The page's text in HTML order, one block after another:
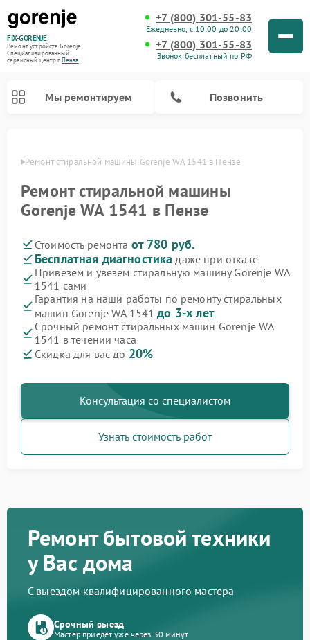
FIX-GORENJE
Ремонт устройств Gorenje
Специализированный
cервисный центр г.Пенза
+7 (800) 301-55-83
Ежедневно, с 10:00 до 20:00
+7 (800) 301-55-83
Звонок бесплатный по РФ
Мы ремонтируем Позвонить
Ремонт стиральной машины Gorenje WA 1541 в Пензе
Ремонт стиральной машины
Gorenje WA 1541 в Пензе
Стоимость ремонта от 780 руб.
Бесплатная диагностика даже при отказе
Привезем и увезем стиральную машину Gorenje WA
1541 сами
Гарантия на наши работы по ремонту стиральных
машин Gorenje WA 1541до 3-х лет
Срочный ремонт стиральных машин Gorenje WA
1541 в течении часа
Скидка для вас до 20%
Консультация со специалистом
Узнать стоимость работ
Ремонт бытовой техники
у Вас дома
С выездом квалифицированного мастера
Срочный выезд
Мастер приедет уже через 30 минут